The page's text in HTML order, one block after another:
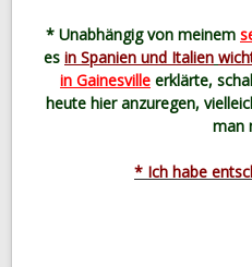
* Unabhängig von meinem
es in Spanien und Italien
in Gainesville erklärte,
heute hier anzuregen,
man
* Ich habe